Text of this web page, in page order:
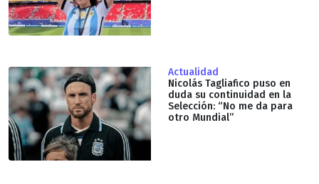
Actualidad
Nicolás Tagliafico puso en
duda su continuidad en la
Selección: “No me da para
otro Mundial”